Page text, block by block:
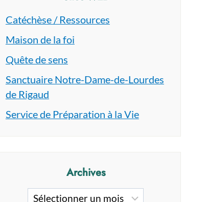
Catéchèse / Ressources
Maison de la foi
Quête de sens
Sanctuaire Notre-Dame-de-Lourdes
de Rigaud
Service de Préparation à la Vie
Archives
Archives